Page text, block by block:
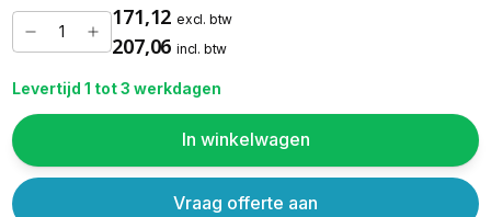
171,12 excl. btw
207,06 incl. btw
Levertijd 1 tot 3 werkdagen
In winkelwagen
Vraag offerte aan